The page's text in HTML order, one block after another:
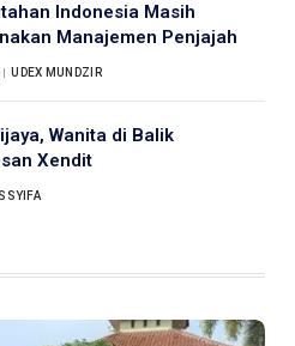
Indonesia Masih
Manajemen Penjajah
UDEX MUNDZIR
Wanita di Balik
Xendit